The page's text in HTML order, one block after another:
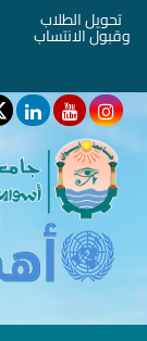
تحويل الطلاب
وقبول الانتساب